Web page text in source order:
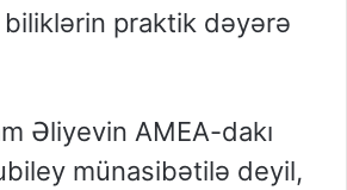
praktik dəyərə
Əliyevin AMEA-dakı
münasibətilə deyil,